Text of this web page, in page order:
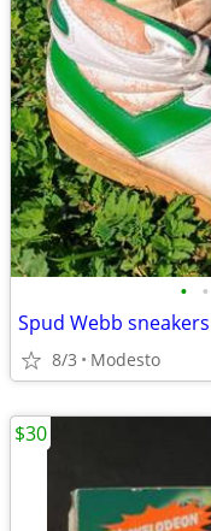
• •
Spud Webb sneakers
8/3 Modesto
$30